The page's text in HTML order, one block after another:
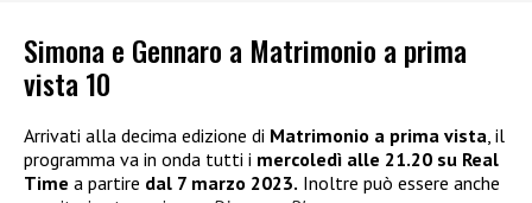
Simona e Gennaro a Matrimonio a prima
vista 10
Arrivati alla decima edizione di Matrimonio a prima vista , il
programma va in onda tutti i mercoledì alle 21.20 su Real
Time a partire dal 7 marzo 2023. Inoltre può essere anche